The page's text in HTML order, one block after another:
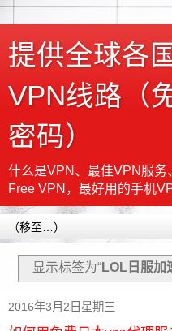
提供全球各
VPN线路（
密码）
什么是VPN、最佳VPN服务
Free VPN，最好用的手机
显示标签为“LOL日服加
2016年3月2日星期三